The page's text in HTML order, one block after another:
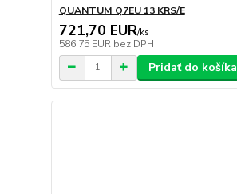
QUANTUM Q7EU 13 KRS/E
721,70 EUR/ks
586,75 EUR bez DPH
Pridať do košíka